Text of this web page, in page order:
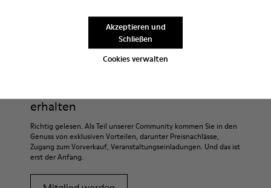
Cookies verwalten
Akzeptieren und
Schließen
erhalten
Richtig gelesen. Als Teil unserer Community kommen Sie in den
Genuss von exklusiven Vorteilen, darunter Preisnachlässe,
Zugang zum Vorverkauf, Veranstaltungseinladungen. Und das ist
erst der Anfang.